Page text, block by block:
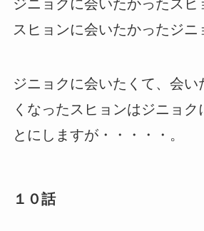
ジニョクに会いたかったスヒ
スヒョンに会いたかったジニ
ジニョクに会いたくて、会い
くなったスヒョンはジニョク
とにしますが・・・・・。
１０話